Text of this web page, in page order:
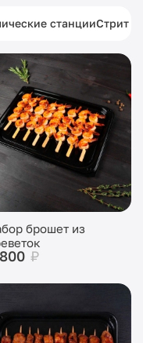
станцииСтрит
брошет из
₽